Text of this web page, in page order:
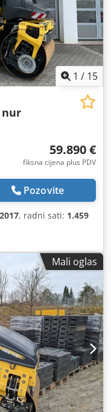
1 / 15
nur
59.890 €
fiksna cijena plus PDV
Pozovite
2017, radni sati: 1.459
Mali oglas